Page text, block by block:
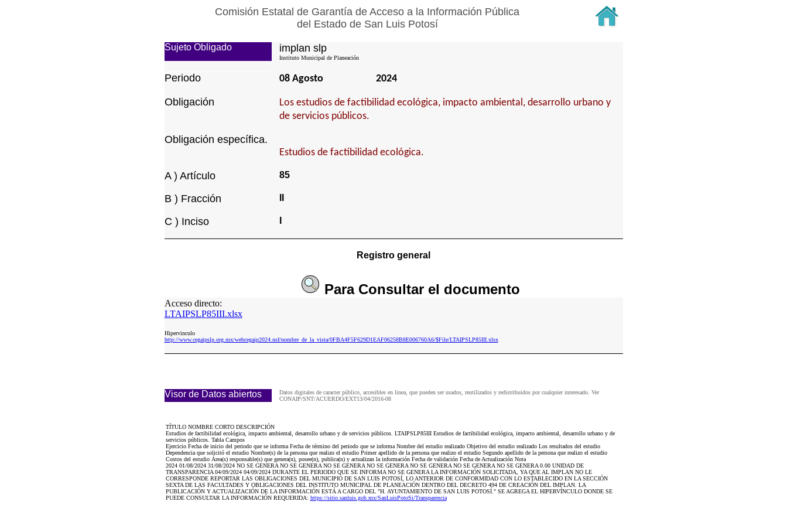
Comisión Estatal de Garantía de Acceso a la Información Pública
del Estado de San Luis Potosí
Sujeto Obligado implan slp
Instituto Municipal de Planeación
Periodo 08 Agosto 2024
Obligación
Los estudios de factibilidad ecológica, impacto ambiental, desarrollo urbano y
de servicios públicos.
Obligación específica.
Estudios de factibilidad ecológica.
A ) Artículo 85
B ) Fracción
C ) Inciso
Registro general
Para Consultarel documento
Acceso directo:
LTAIPSLP85III.xlsx
Hipervinculo
http://www.cegaipslp.org.mx/webcegaip2024.nsf/nombre_de_la_vista/0FBA4F5F629D1EAF06258B8E006760A6/$File/LTAIPSLP85III.xlsx
Visor de Datos abiertos
Datos digitales de caracter público, accesibles en linea, que pueden ser usados, reutilizados y redistribuidos por cualquier interesado. Ver
CONAIP/SNT/ACUERDO/EXT13/04/2016-08
TÍTULO NOMBRE CORTO DESCRIPCIÓN
Estudios de factibilidad ecológica, impacto ambiental, desarrollo urbano y de servicios públicos. LTAIPSLP85III Estudios de factibilidad ecológica, impacto ambiental, desarrollo urbano y de
servicios públicos. Tabla Campos
Ejercicio Fecha de inicio del periodo que se informa Fecha de término del periodo que se informa Nombre del estudio realizado Objetivo del estudio realizado Los resultados del estudio
Dependencia que solicitó el estudio Nombre(s) de la persona que realizo el estudio Primer apellido de la persona que realizo el estudio Segundo apellido de la persona que realizo el estudio
Costos del estudio Área(s) responsable(s) que genera(n), posee(n), publica(n) y actualizan la información Fecha de validación Fecha de Actualización Nota
2024 01/08/2024 31/08/2024 NO SE GENERA NO SE GENERA NO SE GENERA NO SE GENERA NO SE GENERA NO SE GENERA NO SE GENERA 0.00 UNIDAD DE
TRANSPARENCIA 04/09/2024 04/09/2024 DURANTE EL PERIODO QUE SE INFORMA NO SE GENERA LA INFORMACIÓN SOLICITADA, YA QUE AL IMPLAN NO LE
CORRESPONDE REPORTAR LAS OBLIGACIONES DEL MUNICIPIO DE SAN LUIS POTOSÍ, LO ANTERIOR DE CONFORMIDAD CON LO ESTABLECIDO EN LA SECCIÓN
SEXTA DE LAS FACULTADES Y OBLIGACIONES DEL INSTITUTO MUNICIPAL DE PLANEACIÓN DENTRO DEL DECRETO 494 DE CREACIÓN DEL IMPLAN. LA
PUBLICACIÓN Y ACTUALIZACIÓN DE LA INFORMACIÓN ESTÁ A CARGO DEL "H. AYUNTAMIENTO DE SAN LUIS POTOSÍ." SE AGREGA EL HIPERVÍNCULO DONDE SE
PUEDE CONSULTAR LA INFORMACIÓN REQUERIDA: https://sitio.sanluis.gob.mx/SanLuisPotoSi/Transparencia